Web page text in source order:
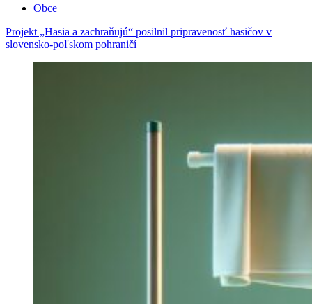
Obce
Projekt „Hasia a zachraňujú“ posilnil pripravenosť hasičov v
slovensko-poľskom pohraničí